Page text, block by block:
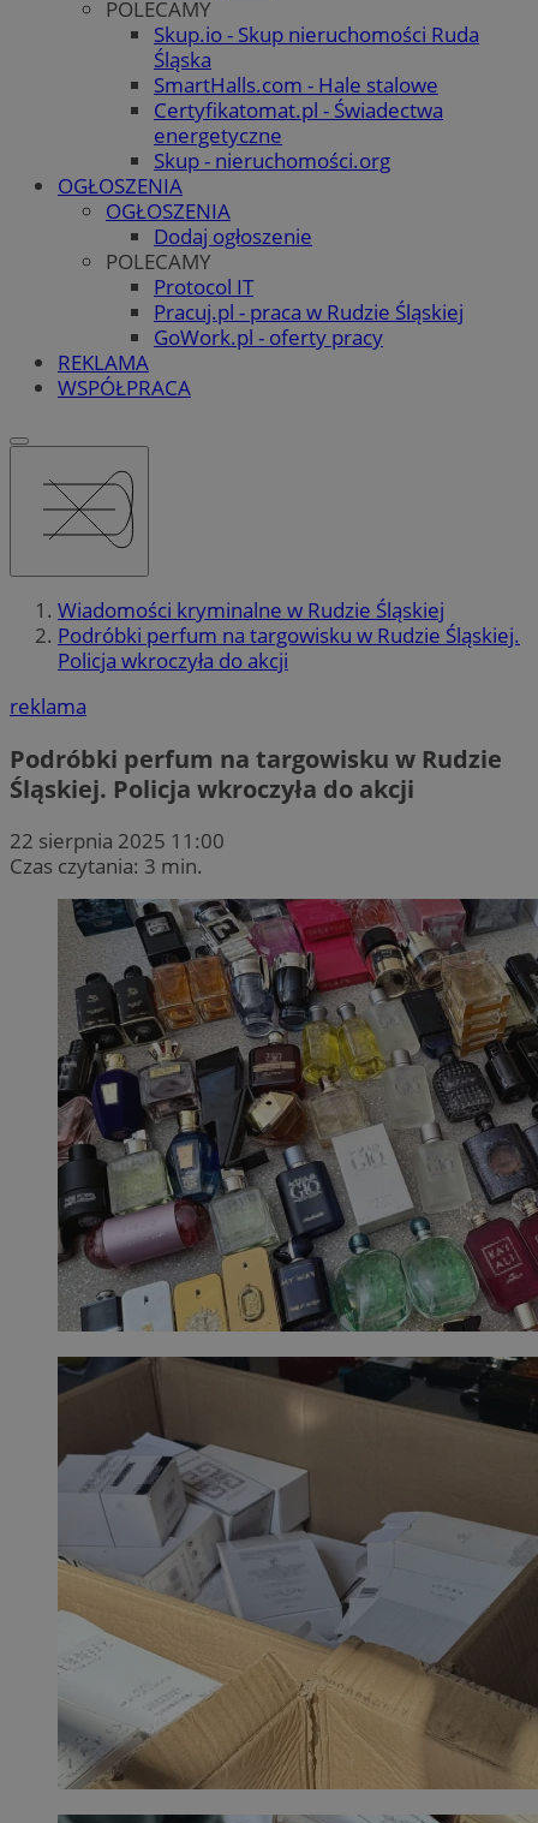
POLECAMY
Skup.io - Skup nieruchomości Ruda
Śląska
SmartHalls.com - Hale stalowe
Certyfikatomat.pl - Świadectwa
energetyczne
Skup - nieruchomości.org
OGŁOSZENIA
OGŁOSZENIA
Dodaj ogłoszenie
POLECAMY
Protocol IT
Pracuj.pl - praca w Rudzie Śląskiej
GoWork.pl - oferty pracy
REKLAMA
WSPÓŁPRACA
Wiadomości kryminalne w Rudzie Śląskiej
Podróbki perfum na targowisku w Rudzie Śląskiej.
Policja wkroczyła do akcji
reklama
Podróbki perfum na targowisku w Rudzie
Śląskiej. Policja wkroczyła do akcji
22 sierpnia 2025 11:00
Czas czytania: 3 min.